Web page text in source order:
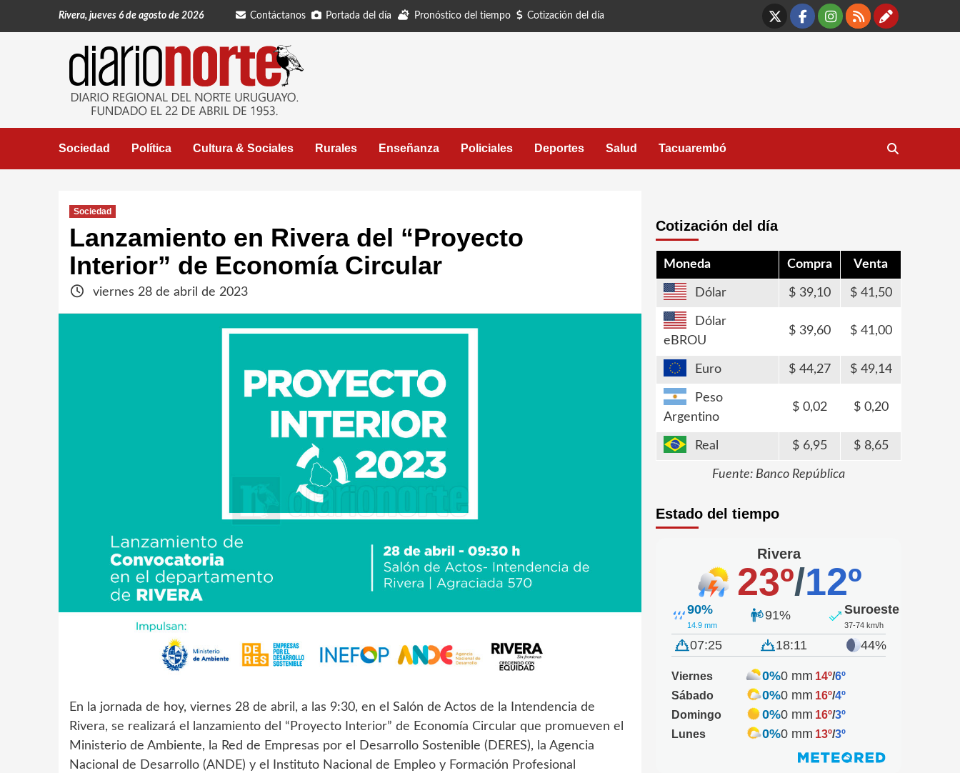
Rivera, jueves 6 de agosto de 2026 Contáctanos Portada del día Pronóstico del tiempo Cotización del día
X Facebook
Instagram
RSS
Sociedad Política Cultura & Sociales Rurales Enseñanza Policiales Deportes Salud Tacuarembó
Sociedad
Lanzamiento en Rivera del “Proyecto
Interior” de Economía Circular
viernes 28 de abril de 2023
En la jornada de hoy, viernes 28 de abril, a las 9:30, en el Salón de Actos de la Intendencia de
Rivera, se realizará el lanzamiento del “Proyecto Interior” de Economía Circular que promueven el
Ministerio de Ambiente, la Red de Empresas por el Desarrollo Sostenible (DERES), la Agencia
Nacional de Desarrollo (ANDE) y el Instituto Nacional de Empleo y Formación Profesional
Cotización del día
Moneda Compra Venta
Dólar 39,10 41,50
Dólar
eBROU
39,60 41,00
Euro 44,27 49,14
Peso
Argentino
0,02 0,20
Real 6,95 8,65
Fuente: Banco República
Estado del tiempo
Rivera
23º/12º
90%
14.9 mm
91% Suroeste
37-74 km/h
07:25 18:11 44%
Viernes 0%0 mm 14º/6º
Sábado
0%0 mm 16º/4º
Domingo
0%0 mm 16º/3º
Lunes
0%0 mm 13º/3º